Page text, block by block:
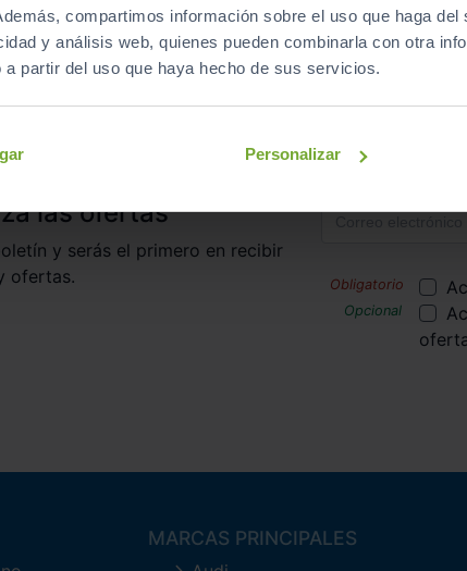
compartimos información sobre el uso que haga
y análisis web, quienes pueden combinarla con otra
a partir del uso que haya hecho de sus servicios.
Personalizar
unirte al club de Sibuscascoche?¡Ya somos más
las ofertas
y serás el primero en recibir
ofertas.
MARCAS PRINCIPALES